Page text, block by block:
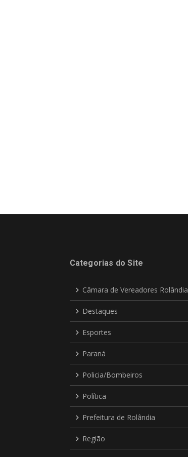
Categorias do Site
Câmara de Vereadores Rolândia
Destaques
Esportes
Paraná
Policia/Bombeiros
Política
Prefeitura de Rolândia
Região